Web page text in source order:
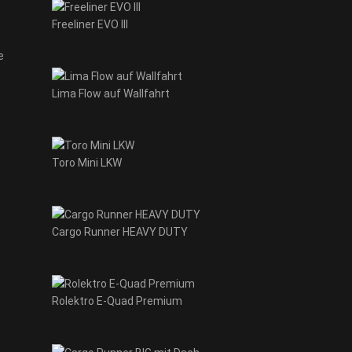
Freeliner EVO III
Lima Flow auf Wallfahrt
Toro Mini LKW
Cargo Runner HEAVY DUTY
Rolektro E-Quad Premium